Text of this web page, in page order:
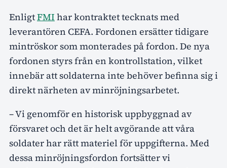
EnligtFMI har kontraktet tecknats med
leverantören CEFA. Fordonen ersätter tidigare
mintröskor som monterades på fordon. De nya
fordonen styrs från en kontrollstation, vilket
innebär att soldaterna inte behöver befinna sig i
direkt närheten av minröjningsarbetet.
– Vi genomför en historisk uppbyggnad av
försvaret och det är helt avgörande att våra
soldater har rätt materiel för uppgifterna. Med
dessa minröjningsfordon fortsätter vi